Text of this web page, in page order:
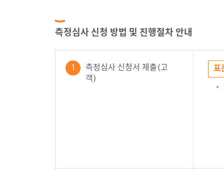
측정심사 신청 방법 및 진행절차 안내
1
측정심사 신청서 제출(고
객)
표